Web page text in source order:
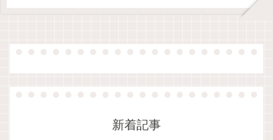
新着記事